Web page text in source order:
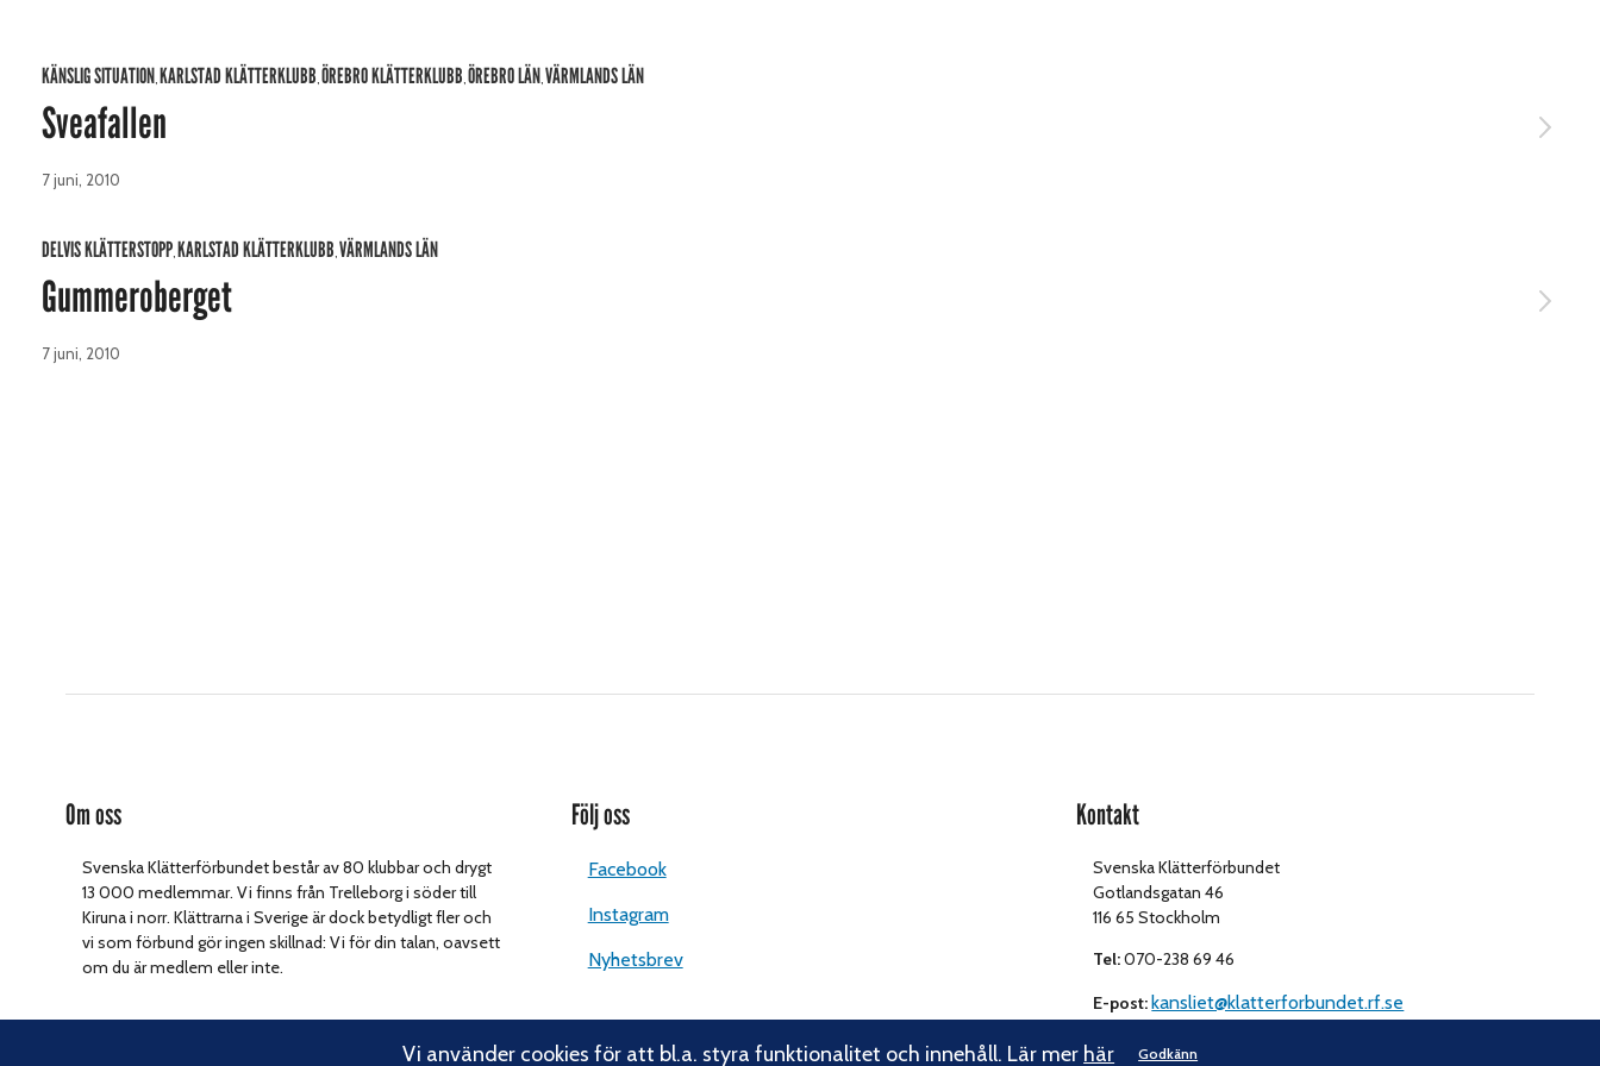
KÄNSLIG SITUATION,KARLSTAD KLÄTTERKLUBB,ÖREBRO KLÄTTERKLUBB,ÖREBRO LÄN,VÄRMLANDS LÄN
Sveafallen
7 juni, 2010
DELVIS KLÄTTERSTOPP,KARLSTAD KLÄTTERKLUBB,VÄRMLANDS LÄN
Gummeroberget
7 juni, 2010
Om oss
Svenska Klätterförbundet består av 80 klubbar och drygt
13 000 medlemmar. Vi finns från Trelleborg i söder till
Kiruna i norr. Klättrarna i Sverige är dock betydligt fler och
vi som förbund gör ingen skillnad: Vi för din talan, oavsett
om du är medlem eller inte.
Följ oss
Facebook
Instagram
Nyhetsbrev
Kontakt
Svenska Klätterförbundet
Gotlandsgatan 46
116 65 Stockholm
Tel:070-238 69 46
E-post:kansliet@klatterforbundet.rf.se
Vi använder cookies för att bl.a. styra funktionalitet och innehåll. Lär mer här Godkänn